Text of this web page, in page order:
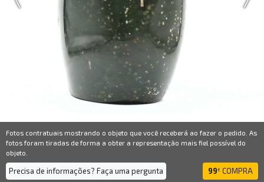
Fotos contratuais mostrando o objeto que você receberá ao fazer o pedido. As
fotos foram tiradas de forma a obter a representação mais fiel possível do
objeto.
Precisa de informações? Faça uma pergunta 99€ COMPRA